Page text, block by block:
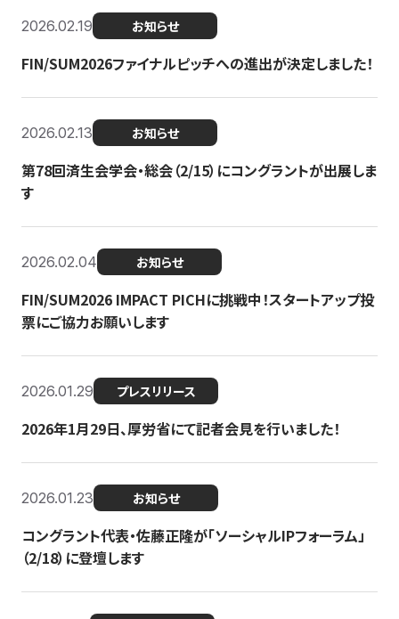
2026.02.19 お知らせ
FIN/SUM2026ファイナルピッチへの進出が決定しました！
2026.02.13 お知らせ
第78回済生会学会・総会（2/15）にコングラントが出展しま
す
2026.02.04 お知らせ
FIN/SUM2026 IMPACT PICHに挑戦中！スタートアップ投
票にご協力お願いします
2026.01.29 プレスリリース
2026年1月29日、厚労省にて記者会見を行いました！
2026.01.23 お知らせ
コングラント代表・佐藤正隆が「ソーシャルIPフォーラム」
（2/18）に登壇します